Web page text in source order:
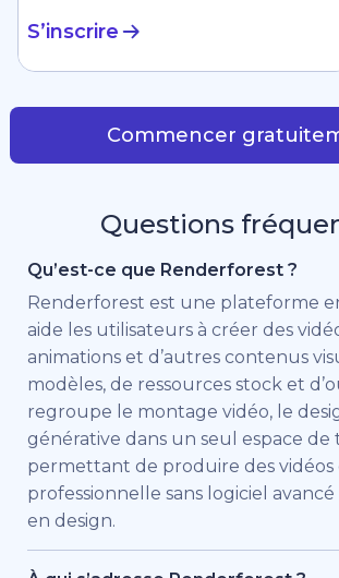
S’inscrire
Commencer
Questions
Qu’est-ce que Renderforest ?
Renderforest est une plateforme
aide les utilisateurs à créer des
animations et d’autres contenus
modèles, de ressources stock et
regroupe le montage vidéo, le
générative dans un seul espace de
permettant de produire des vidéos
professionnelle sans logiciel
en design.